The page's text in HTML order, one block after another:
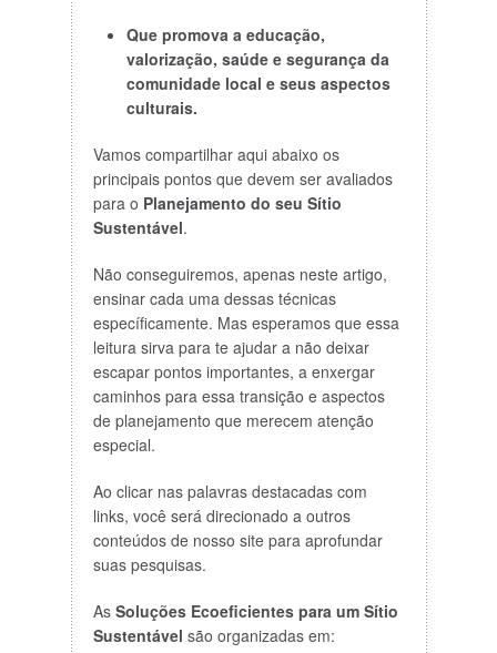
Que promova a educação,
valorização, saúde e segurança da
comunidade local e seus aspectos
culturais.
Vamos compartilhar aqui abaixo os
principais pontos que devem ser avaliados
para o Planejamento do seu Sítio
Sustentável.
Não conseguiremos, apenas neste artigo,
ensinar cada uma dessas técnicas
específicamente. Mas esperamos que essa
leitura sirva para te ajudar a não deixar
escapar pontos importantes, a enxergar
caminhos para essa transição e aspectos
de planejamento que merecem atenção
especial.
Ao clicar nas palavras destacadas com
links, você será direcionado a outros
conteúdos de nosso site para aprofundar
suas pesquisas.
As Soluções Ecoeficientes para um Sítio
Sustentável são organizadas em: